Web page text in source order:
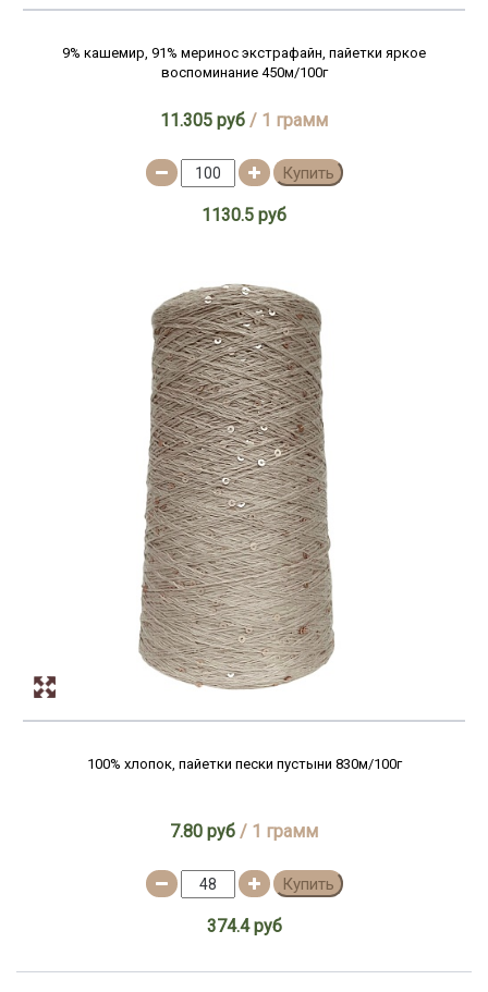
9% кашемир, 91% меринос экстрафайн, пайетки яркое
воспоминание 450м/100г
11.305 руб / 1 грамм
Купить
1130.5 руб
100% хлопок, пайетки пески пустыни 830м/100г
7.80 руб / 1 грамм
Купить
374.4 руб